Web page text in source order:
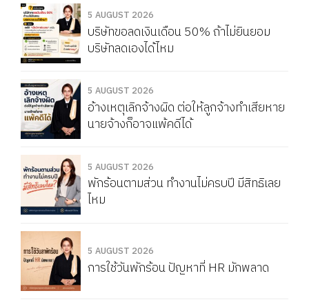
Service Charge แบบนี้ผิดกฎหมายไหม
5 AUGUST 2026
บริษัทขอลดเงินเดือน 50% ถ้าไม่ยินยอม
บริษัทลดเองได้ไหม
5 AUGUST 2026
อ้างเหตุเลิกจ้างผิด ต่อให้ลูกจ้างทำเสียหาย
นายจ้างก็อาจแพ้คดีได้
5 AUGUST 2026
พักร้อนตามส่วน ทำงานไม่ครบปี มีสิทธิเลย
ไหม
5 AUGUST 2026
การใช้วันพักร้อน ปัญหาที่ HR มักพลาด